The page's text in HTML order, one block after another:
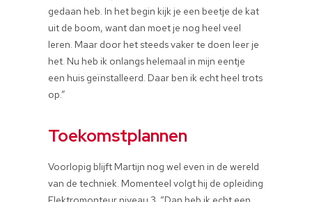
gedaan heb. In het begin kijk je een beetje de kat
uit de boom, want dan moet je nog heel veel
leren. Maar door het steeds vaker te doen leer je
het. Nu heb ik onlangs helemaal in mijn eentje
een huis geïnstalleerd. Daar ben ik echt heel trots
op.”
Toekomstplannen
Voorlopig blijft Martijn nog wel even in de wereld
van de techniek. Momenteel volgt hij de opleiding